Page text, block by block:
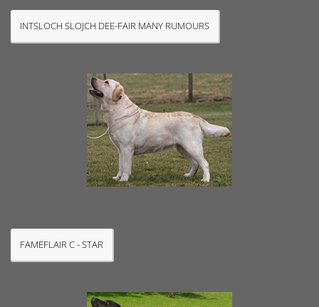
INTSLOCH SLOJCH DEE-FAIR MANY RUMOURS
FAMEFLAIR C - STAR